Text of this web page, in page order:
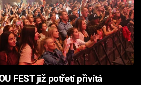
FEST již potřetí přivítá